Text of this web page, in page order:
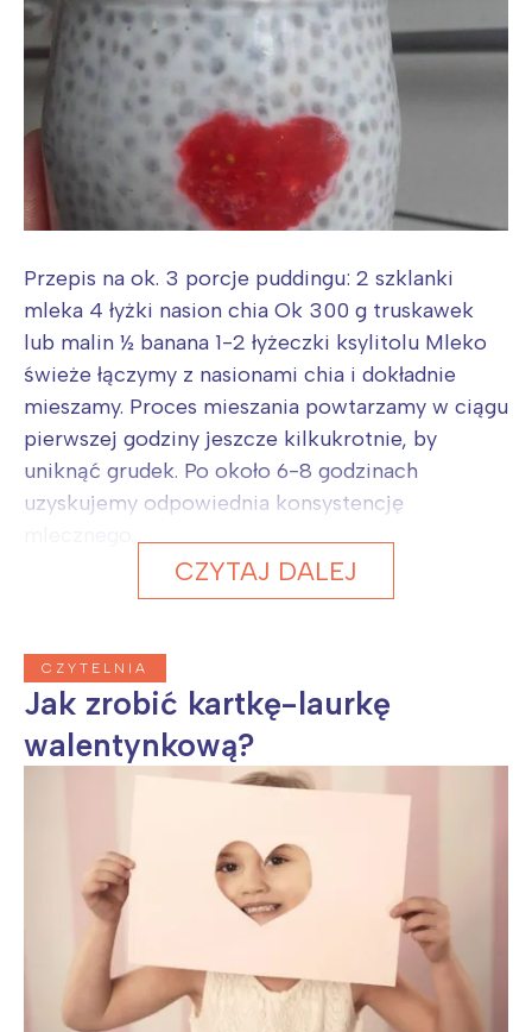
Przepis na ok. 3 porcje puddingu: 2 szklanki
mleka 4 łyżki nasion chia Ok 300 g truskawek
lub malin ½ banana 1-2 łyżeczki ksylitolu Mleko
świeże łączymy z nasionami chia i dokładnie
mieszamy. Proces mieszania powtarzamy w ciągu
pierwszej godziny jeszcze kilkukrotnie, by
uniknąć grudek. Po około 6-8 godzinach
uzyskujemy odpowiednia konsystencję
CZYTAJ DALEJ
CZYTELNIA
Jak zrobić kartkę-laurkę
walentynkową?
Łódź
Trójmiasto
Poznań
Wrocław
Kraków
Południe
Północ
Wszystkie
Wybieram